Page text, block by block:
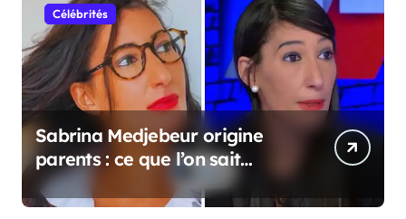
Célébrités
Sabrina Medjebeur origine
parents : ce que l’on sait
réellement sur ses origines
familiales